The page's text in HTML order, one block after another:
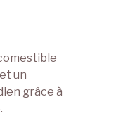
un
grâce à